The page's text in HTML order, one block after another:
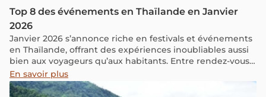
Top 8 des événements en Thaïlande en Janvier
2026
Janvier 2026 s’annonce riche en festivals et événements
en Thaïlande, offrant des expériences inoubliables aussi
bien aux voyageurs qu’aux habitants. Entre rendez-vous
culturels et grands événements musicaux, le début de
l’année promet d’être dynamique et mémorable au
Royaume du Sourire.
En savoir plus